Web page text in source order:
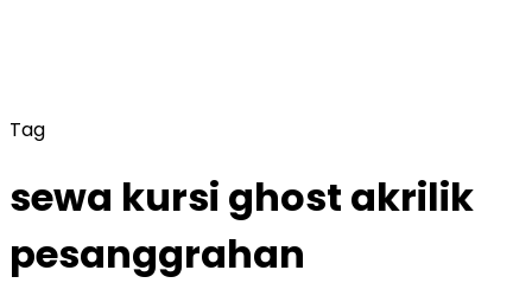
Tag
sewa kursi ghost akrilik
pesanggrahan